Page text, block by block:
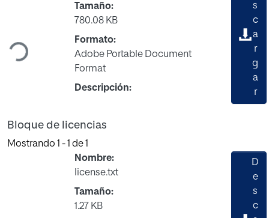
Cargando...
Tamaño:
780.08 KB
Formato:
Adobe Portable Document
Format
Descripción:
s
c
a
r
g
a
r
Bloque de licencias
Mostrando 1 - 1 de 1
Nombre:
license.txt
Tamaño:
1.27 KB
D
e
s
c